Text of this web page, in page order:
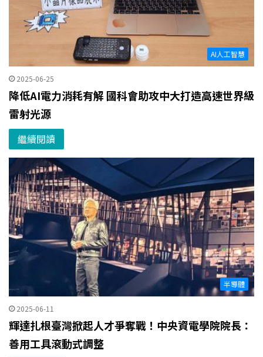
AI人工智慧
2025-06-25
降低AI電力消耗有解 國科會助攻中大打造高速世界級
雷射光源
繼續閱讀
半導體
2025-06-11
輝達扎根臺灣掀起人才爭奪戰！中央資電學院院長：
善用工具滾動式調整